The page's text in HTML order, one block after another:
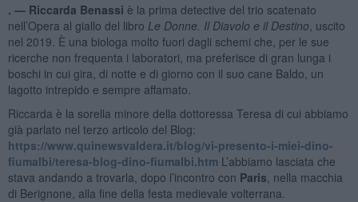
. — Riccarda Benassi è la prima detective del trio scatenato
nell’Opera al giallo del libro Le Donne. Il Diavolo e il Destino , uscito
nel 2019. È una biologa molto fuori dagli schemi che, per le sue
ricerche non frequenta i laboratori, ma preferisce di gran lunga i
boschi in cui gira, di notte e di giorno con il suo cane Baldo, un
lagotto intrepido e sempre affamato.
Riccarda è la sorella minore della dottoressa Teresa di cui abbiamo
già parlato nel terzo articolo del Blog:
https://www.quinewsvaldera.it/blog/vi-presento-i-miei-dino-
fiumalbi/teresa-blog-dino-fiumalbi.htm L’abbiamo lasciata che
stava andando a trovarla, dopo l’incontro con Paris , nella macchia
di Berignone, alla fine della festa medievale volterrana.